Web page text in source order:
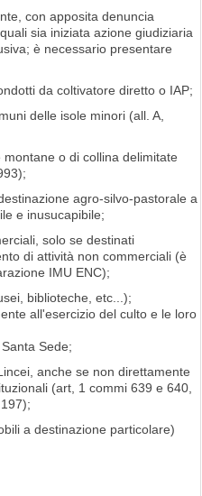
con apposita denuncia
sia iniziata azione giudiziaria
è necessario presentare
da coltivatore diretto o IAP;
delle isole minori (all. A,
o di collina delimitate
agro-silvo-pastorale a
e inusucapibile;
solo se destinati
di attività non commerciali (è
IMU ENC);
biblioteche, etc...);
all'esercizio del culto e le loro
Sede;
anche se non direttamente
(art, 1 commi 639 e 640,
a destinazione particolare)